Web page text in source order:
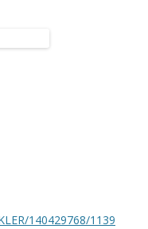
140429768/1139